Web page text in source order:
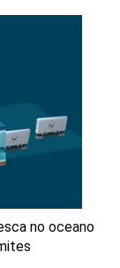
no oceano